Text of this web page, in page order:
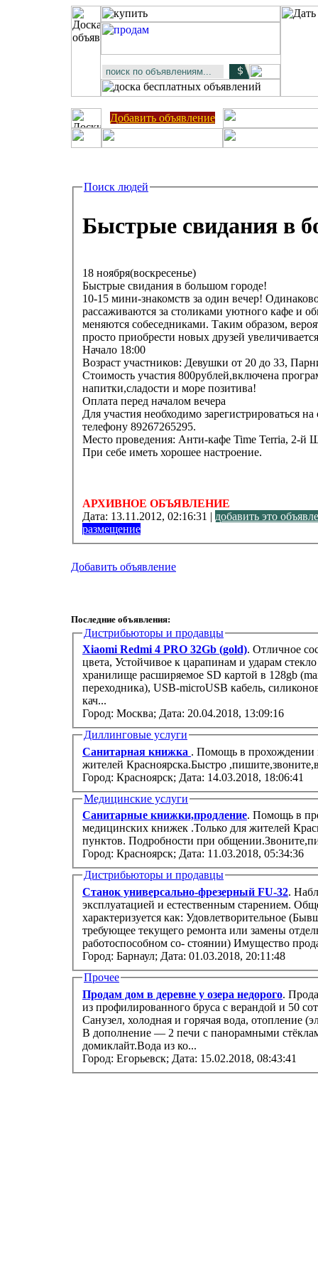
Добавить объявление
Поиск людей
Быстрые свидания в
18 ноября(воскресенье)
Быстрые свидания в большом городе!
10-15 мини-знакомств за один вечер!
рассаживаются за столиками уютного кафе и
меняются собеседниками. Таким образом,
просто приобрести новых друзей
Начало 18:00
Возраст участников: Девушки от 20 до 33,
Стоимость участия 800рублей,включена
напитки,сладости и море позитива!
Оплата перед началом вечера
Для участия необходимо зарегистрироваться
телефону 89267265295.
Место проведения: Анти-кафе Time Terria, 2-й
При себе иметь хорошее настроение.
АРХИВНОЕ ОБЪЯВЛЕНИЕ
Дата: 13.11.2012, 02:16:31 | добавить это
размещение
Добавить объявление
Последние объявления:
Дистрибьюторы и продавцы
Xiaomi Redmi 4 PRO 32Gb (gold). Отличное
цвета, Устойчивое к царапинам и ударам
хранилище расширяемое SD картой в 128gb
переходника), USB-microUSB кабель,
кач...
Город: Москва; Дата: 20.04.2018, 13:09:16
Диллинговые услуги
Санитарная книжка . Помощь в прохождении
жителей Красноярска.Быстро
Город: Красноярск; Дата: 14.03.2018, 18:06:41
Медицинские услуги
Санитарные книжки,продление. Помощь в
медицинских книжек .Только для жителей
пунктов. Подробности при
Город: Красноярск; Дата: 11.03.2018, 05:34:36
Дистрибьюторы и продавцы
Станок универсально-фрезерный FU-32.
эксплуатацией и естественным старением.
характеризуется как: Удовлетворительное
требующее текущего ремонта или замены
работоспособном со- стоянии)
Город: Барнаул; Дата: 01.03.2018, 20:11:48
Прочее
Продам дом в деревне у озера недорого.
из профилированного бруса с верандой и 50 соток ижс. Полный комфорт квартиры.
Санузел, холодная и горячая вода, отопление (электрические радиаторы), русская баня.
В дополнение — 2 печи с панорамными
домиклайт.Вода из ко...
Город: Егорьевск; Дата: 15.02.2018, 08:43:41